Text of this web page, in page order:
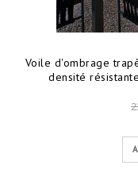
Voile d'ombrage
densité